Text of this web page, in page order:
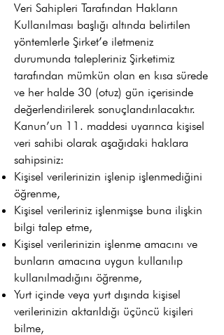
Veri Sahipleri Tarafından Hakların
Kullanılması başlığı altında belirtilen
yöntemlerle Şirket’e iletmeniz
durumunda talepleriniz Şirketimiz
tarafından mümkün olan en kısa sürede
ve her halde 30 (otuz) gün içerisinde
değerlendirilerek sonuçlandırılacaktır.
Kanun’un 11. maddesi uyarınca kişisel
veri sahibi olarak aşağıdaki haklara
sahipsiniz:
Kişisel verilerinizin işlenip işlenmediğini
öğrenme,
Kişisel verileriniz işlenmişse buna ilişkin
bilgi talep etme,
Kişisel verilerinizin işlenme amacını ve
bunların amacına uygun kullanılıp
kullanılmadığını öğrenme,
Yurt içinde veya yurt dışında kişisel
verilerinizin aktarıldığı üçüncü kişileri
bilme,